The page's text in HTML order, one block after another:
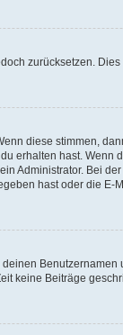
zurücksetzen.
diese stimmen,
erhalten hast.
Administrator. Bei
hast oder die
keine Beiträge